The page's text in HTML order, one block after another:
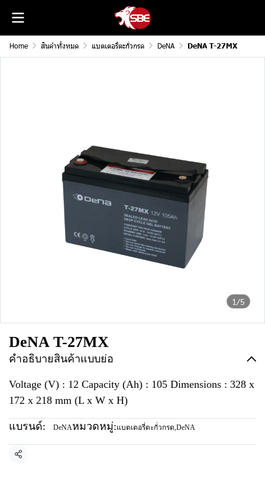
Home สินค้าทั้งหมด แบตเตอรี่ตะกั่วกรด DeNA DeNA T-27MX
1/5
DeNA T-27MX
คำอธิบายสินค้าแบบย่อ
Voltage (V) : 12 Capacity (Ah) : 105 Dimensions : 328 x
172 x 218 mm (L x W x H)
แบรนด์: DeNAหมวดหมู่:แบตเตอรี่ตะกั่วกรด,DeNA
แชร์